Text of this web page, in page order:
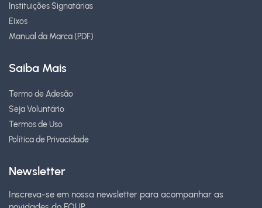
Instituições Signatárias
Eixos
Manual da Marca (PDF)
Saiba Mais
Termo de Adesão
Seja Voluntário
Termos de Uso
Política de Privacidade
Newsletter
Inscreva-se em nossa newsletter para acompanhar as